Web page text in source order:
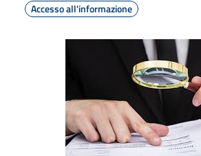
Accesso all'informazione